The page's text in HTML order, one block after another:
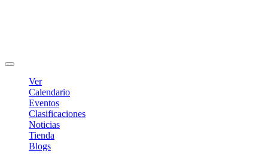
Ver
Calendario
Eventos
Clasificaciones
Noticias
Tienda
Blogs